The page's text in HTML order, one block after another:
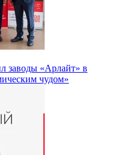
заводы «Арлайт» в
чудом»